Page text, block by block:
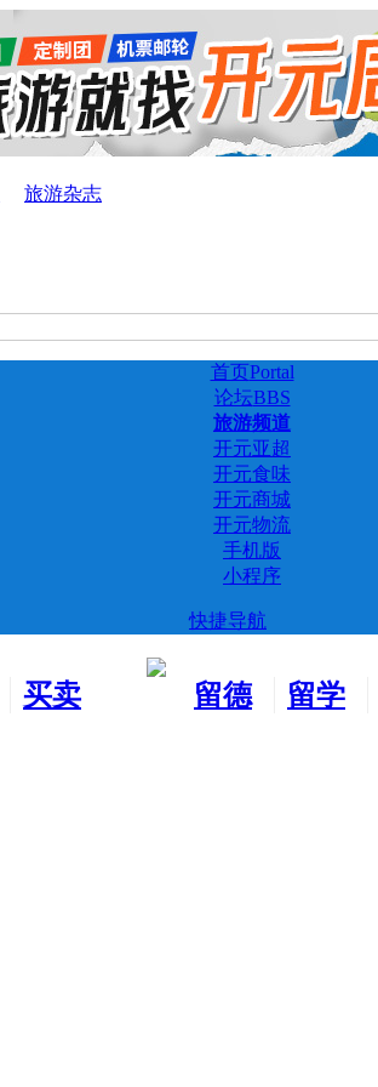
旅游杂志
首页Portal
论坛BBS
旅游频道
开元亚超
开元食味
开元商城
开元物流
手机版
小程序
快捷导航
买卖
留德
留学